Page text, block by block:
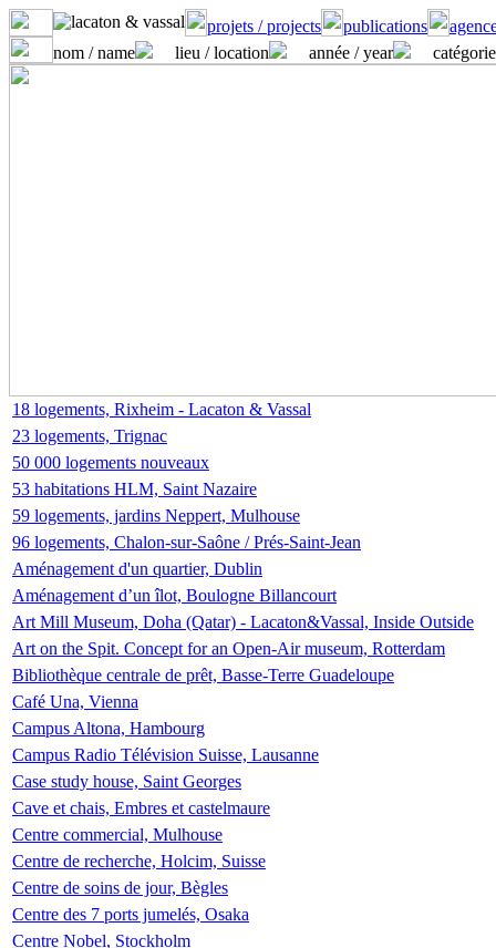
projets / projects publications
nom / name
lieu / location année / year
18 logements, Rixheim - Lacaton & Vassal
23 logements, Trignac
50 000 logements nouveaux
53 habitations HLM, Saint Nazaire
59 logements, jardins Neppert, Mulhouse
96 logements, Chalon-sur-Saône / Prés-Saint-Jean
Aménagement d'un quartier, Dublin
Aménagement d’un îlot, Boulogne Billancourt
Art Mill Museum, Doha (Qatar) - Lacaton&Vassal, Inside Outside
Art on the Spit. Concept for an Open-Air museum, Rotterdam
Bibliothèque centrale de prêt, Basse-Terre Guadeloupe
Café Una, Vienna
Campus Altona, Hambourg
Campus Radio Télévision Suisse, Lausanne
Case study house, Saint Georges
Cave et chais, Embres et castelmaure
Centre commercial, Mulhouse
Centre de recherche, Holcim, Suisse
Centre de soins de jour, Bègles
Centre des 7 ports jumelés, Osaka
Centre Nobel, Stockholm